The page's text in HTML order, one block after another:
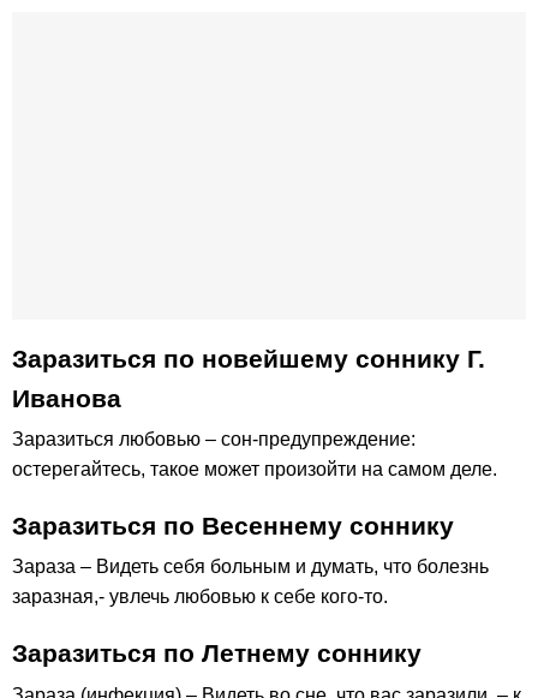
Заразиться по новейшему соннику Г.
Иванова
Заразиться любовью – сон-предупреждение:
остерегайтесь, такое может произойти на самом деле.
Заразиться по Весеннему соннику
Зараза – Видеть себя больным и думать, что болезнь
заразная,- увлечь любовью к себе кого-то.
Заразиться по Летнему соннику